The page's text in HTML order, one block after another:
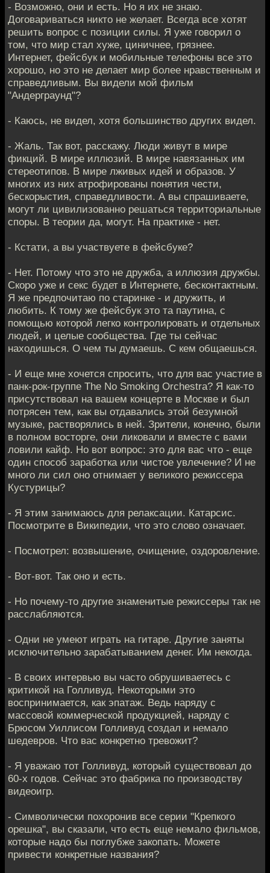
- Возможно, они и есть. Но я их не знаю.
Договариваться никто не желает. Всегда все хотят
решить вопрос с позиции силы. Я уже говорил о
том, что мир стал хуже, циничнее, грязнее.
Интернет, фейсбук и мобильные телефоны все это
хорошо, но это не делает мир более нравственным и
справедливым. Вы видели мой фильм
"Андерграунд"?
- Каюсь, не видел, хотя большинство других видел.
- Жаль. Так вот, расскажу. Люди живут в мире
фикций. В мире иллюзий. В мире навязанных им
стереотипов. В мире лживых идей и образов. У
многих из них атрофированы понятия чести,
бескорыстия, справедливости. А вы спрашиваете,
могут ли цивилизованно решаться территориальные
споры. В теории да, могут. На практике - нет.
- Кстати, а вы участвуете в фейсбуке?
- Нет. Потому что это не дружба, а иллюзия дружбы.
Скоро уже и секс будет в Интернете, бесконтактным.
Я же предпочитаю по старинке - и дружить, и
любить. К тому же фейсбук это та паутина, с
помощью которой легко контролировать и отдельных
людей, и целые сообщества. Где ты сейчас
находишься. О чем ты думаешь. С кем общаешься.
- И еще мне хочется спросить, что для вас участие в
панк-рок-группе The No Smoking Orchestra? Я как-то
присутствовал на вашем концерте в Москве и был
потрясен тем, как вы отдавались этой безумной
музыке, растворялись в ней. Зрители, конечно, были
в полном восторге, они ликовали и вместе с вами
ловили кайф. Но вот вопрос: это для вас что - еще
один способ заработка или чистое увлечение? И не
много ли сил оно отнимает у великого режиссера
Кустурицы?
- Я этим занимаюсь для релаксации. Катарсис.
Посмотрите в Википедии, что это слово означает.
- Посмотрел: возвышение, очищение, оздоровление.
- Вот-вот. Так оно и есть.
- Но почему-то другие знаменитые режиссеры так не
расслабляются.
- Одни не умеют играть на гитаре. Другие заняты
исключительно зарабатыванием денег. Им некогда.
- В своих интервью вы часто обрушиваетесь с
критикой на Голливуд. Некоторыми это
воспринимается, как эпатаж. Ведь наряду с
массовой коммерческой продукцией, наряду с
Брюсом Уиллисом Голливуд создал и немало
шедевров. Что вас конкретно тревожит?
- Я уважаю тот Голливуд, который существовал до
60-х годов. Сейчас это фабрика по производству
видеоигр.
- Символически похоронив все серии "Крепкого
орешка", вы сказали, что есть еще немало фильмов,
которые надо бы поглубже закопать. Можете
привести конкретные названия?